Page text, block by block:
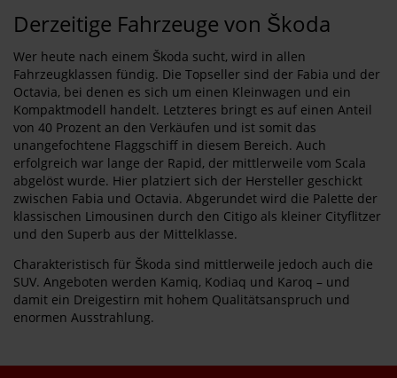
Derzeitige Fahrzeuge von Škoda
Wer heute nach einem Škoda sucht, wird in allen
Fahrzeugklassen fündig. Die Topseller sind der Fabia und der
Octavia, bei denen es sich um einen Kleinwagen und ein
Kompaktmodell handelt. Letzteres bringt es auf einen Anteil
von 40 Prozent an den Verkäufen und ist somit das
unangefochtene Flaggschiff in diesem Bereich. Auch
erfolgreich war lange der Rapid, der mittlerweile vom Scala
abgelöst wurde. Hier platziert sich der Hersteller geschickt
zwischen Fabia und Octavia. Abgerundet wird die Palette der
klassischen Limousinen durch den Citigo als kleiner Cityflitzer
und den Superb aus der Mittelklasse.
Charakteristisch für Škoda sind mittlerweile jedoch auch die
SUV. Angeboten werden Kamiq, Kodiaq und Karoq – und
damit ein Dreigestirn mit hohem Qualitätsanspruch und
enormen Ausstrahlung.